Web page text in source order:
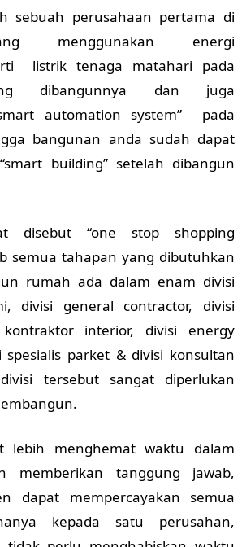
sebuah perusahaan pertama di
menggunakan energi
listrik tenaga matahari pada
dibangunnya dan juga
automation system” pada
bangunan anda sudah dapat
building” setelah dibangun
disebut “one stop shopping
semua tahapan yang dibutuhkan
rumah ada dalam enam divisi
divisi general contractor, divisi
interior, divisi energy
parket & divisi konsultan
tersebut sangat diperlukan
lebih menghemat waktu dalam
memberikan tanggung jawab,
dapat mempercayakan semua
kepada satu perusahan,